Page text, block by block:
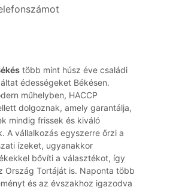
több mint húsz éve családi
édességeket Békésen.
műhelyben, HACCP
dolgoznak, amely garantálja,
mindig frissek és kiváló
A vállalkozás egyszerre őrzi a
ízeket, ugyanakkor
bővíti a választékot, így
Ország Tortáját is. Naponta több
és az évszakhoz igazodva